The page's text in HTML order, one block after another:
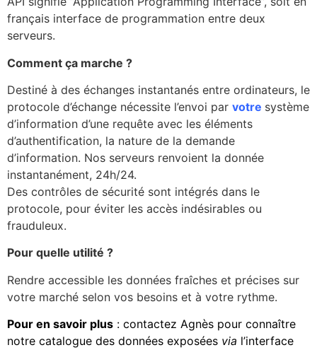
français interface de programmation entre deux
serveurs.
Comment ça marche ?
Destiné à des échanges instantanés entre ordinateurs, le
protocole d’échange nécessite l’envoi par votre système
d’information d’une requête avec les éléments
d’authentification, la nature de la demande
d’information. Nos serveurs renvoient la donnée
instantanément, 24h/24.
Des contrôles de sécurité sont intégrés dans le
protocole, pour éviter les accès indésirables ou
frauduleux.
Pour quelle utilité ?
Rendre accessible les données fraîches et précises sur
votre marché selon vos besoins et à votre rythme.
Pour en savoir plus : contactez Agnès pour connaître
notre catalogue des données exposées via l’interface